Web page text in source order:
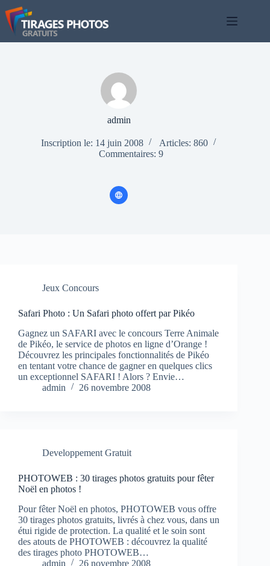
Passer
au
contenu
admin
Inscription le: 14 juin 2008
Articles: 860
Commentaires: 9
Jeux Concours
Safari Photo : Un Safari photo offert par Pikéo
Gagnez un SAFARI avec le concours Terre Animale
de Pikéo, le service de photos en ligne d’Orange !
Découvrez les principales fonctionnalités de Pikéo
en tentant votre chance de gagner en quelques clics
un exceptionnel SAFARI ! Alors ? Envie…
admin
26 novembre 2008
Developpement Gratuit
PHOTOWEB : 30 tirages photos gratuits pour fêter
Noël en photos !
Pour fêter Noël en photos, PHOTOWEB vous offre
30 tirages photos gratuits, livrés à chez vous, dans un
étui rigide de protection. La qualité et le soin sont
des atouts de PHOTOWEB : découvrez la qualité
des tirages photo PHOTOWEB…
admin
26 novembre 2008